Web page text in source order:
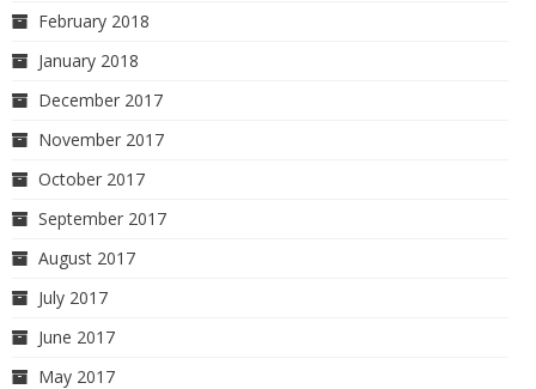
February 2018
January 2018
December 2017
November 2017
October 2017
September 2017
August 2017
July 2017
June 2017
May 2017